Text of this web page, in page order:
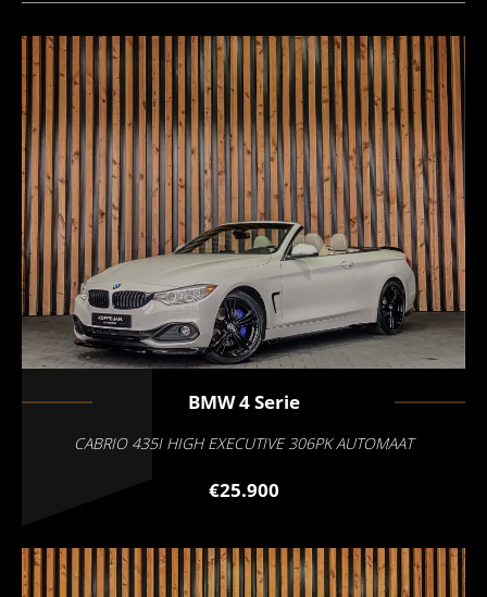
BMW4 Serie
CABRIO 435I HIGH EXECUTIVE 306PK AUTOMAAT
€25.900